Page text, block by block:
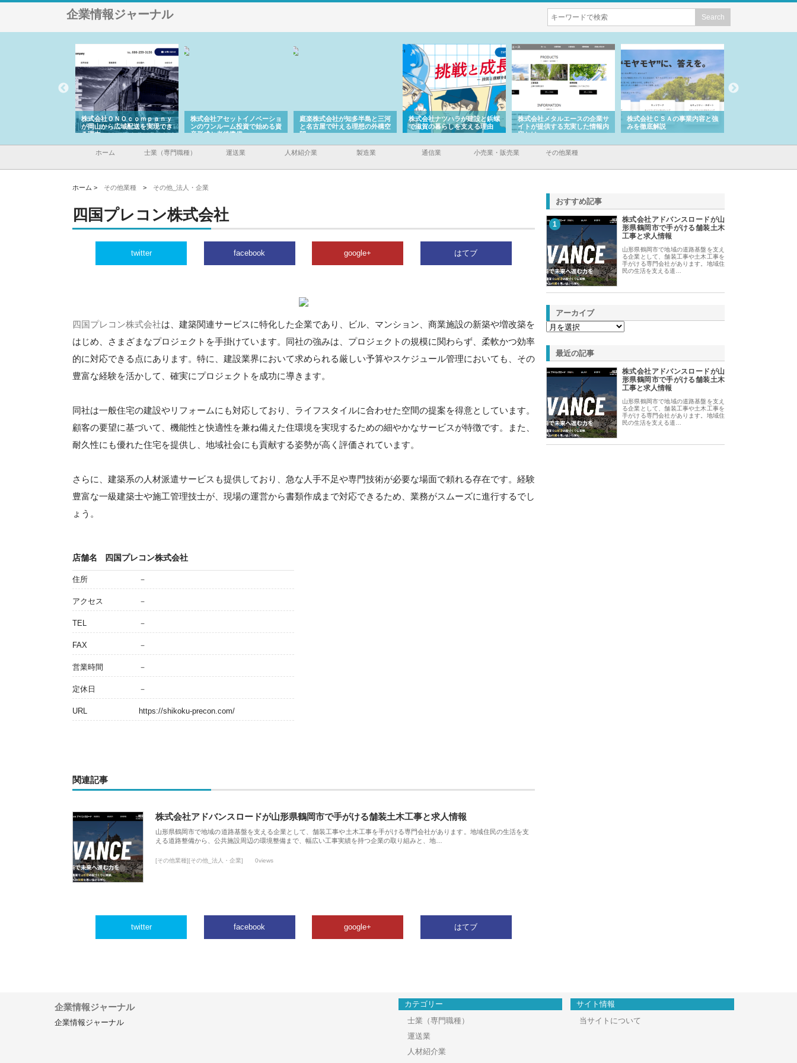
企業情報ジャーナル
株式会社ＯＮＯｃｏｍｐａｎｙ
が岡山から広域配送を実現でき
る理由
株式会社アセットイノベーショ
ンのワンルーム投資で始める資
産形成と老後準備
庭楽株式会社が知多半島と三河
と名古屋で叶える理想の外構空
間
株式会社ナツハラが建設と鋲螺
で滋賀の暮らしを支える理由
株式会社メタルエースの企業サ
イトが提供する充実した情報内
容とは
株式会社ＣＳＡの事業内容と強
みを徹底解説
ホーム 士業（専門職種） 運送業 人材紹介業 製造業 通信業 小売業・販売業 その他業種
ホーム > その他業種 > その他_法人・企業
四国プレコン株式会社
twitter facebook google+ はてブ
四国プレコン株式会社は、建築関連サービスに特化した企業であり、ビル、マンション、商業施設の新築や増改築を
はじめ、さまざまなプロジェクトを手掛けています。同社の強みは、プロジェクトの規模に関わらず、柔軟かつ効率
的に対応できる点にあります。特に、建設業界において求められる厳しい予算やスケジュール管理においても、その
豊富な経験を活かして、確実にプロジェクトを成功に導きます。
同社は一般住宅の建設やリフォームにも対応しており、ライフスタイルに合わせた空間の提案を得意としています。
顧客の要望に基づいて、機能性と快適性を兼ね備えた住環境を実現するための細やかなサービスが特徴です。また、
耐久性にも優れた住宅を提供し、地域社会にも貢献する姿勢が高く評価されています。
さらに、建築系の人材派遣サービスも提供しており、急な人手不足や専門技術が必要な場面で頼れる存在です。経験
豊富な一級建築士や施工管理技士が、現場の運営から書類作成まで対応できるため、業務がスムーズに進行するでし
ょう。
店舗名 四国プレコン株式会社
住所 －
アクセス －
TEL －
FAX －
営業時間 －
定休日 －
URL https://shikoku-precon.com/
関連記事
株式会社アドバンスロードが山形県鶴岡市で手がける舗装土木工事と求人情報
山形県鶴岡市で地域の道路基盤を支える企業として、舗装工事や土木工事を手がける専門会社があります。地域住民の生活を支
える道路整備から、公共施設周辺の環境整備まで、幅広い工事実績を持つ企業の取り組みと、地…
[その他業種][その他_法人・企業] 0views
twitter facebook google+ はてブ
おすすめ記事
1
株式会社アドバンスロードが山
形県鶴岡市で手がける舗装土木
工事と求人情報
山形県鶴岡市で地域の道路基盤を支え
る企業として、舗装工事や土木工事を
手がける専門会社があります。地域住
民の生活を支える道…
アーカイブ
最近の記事
株式会社アドバンスロードが山
形県鶴岡市で手がける舗装土木
工事と求人情報
山形県鶴岡市で地域の道路基盤を支え
る企業として、舗装工事や土木工事を
手がける専門会社があります。地域住
民の生活を支える道…
企業情報ジャーナル
企業情報ジャーナル
カテゴリー
士業（専門職種）
運送業
人材紹介業
サイト情報
当サイトについて